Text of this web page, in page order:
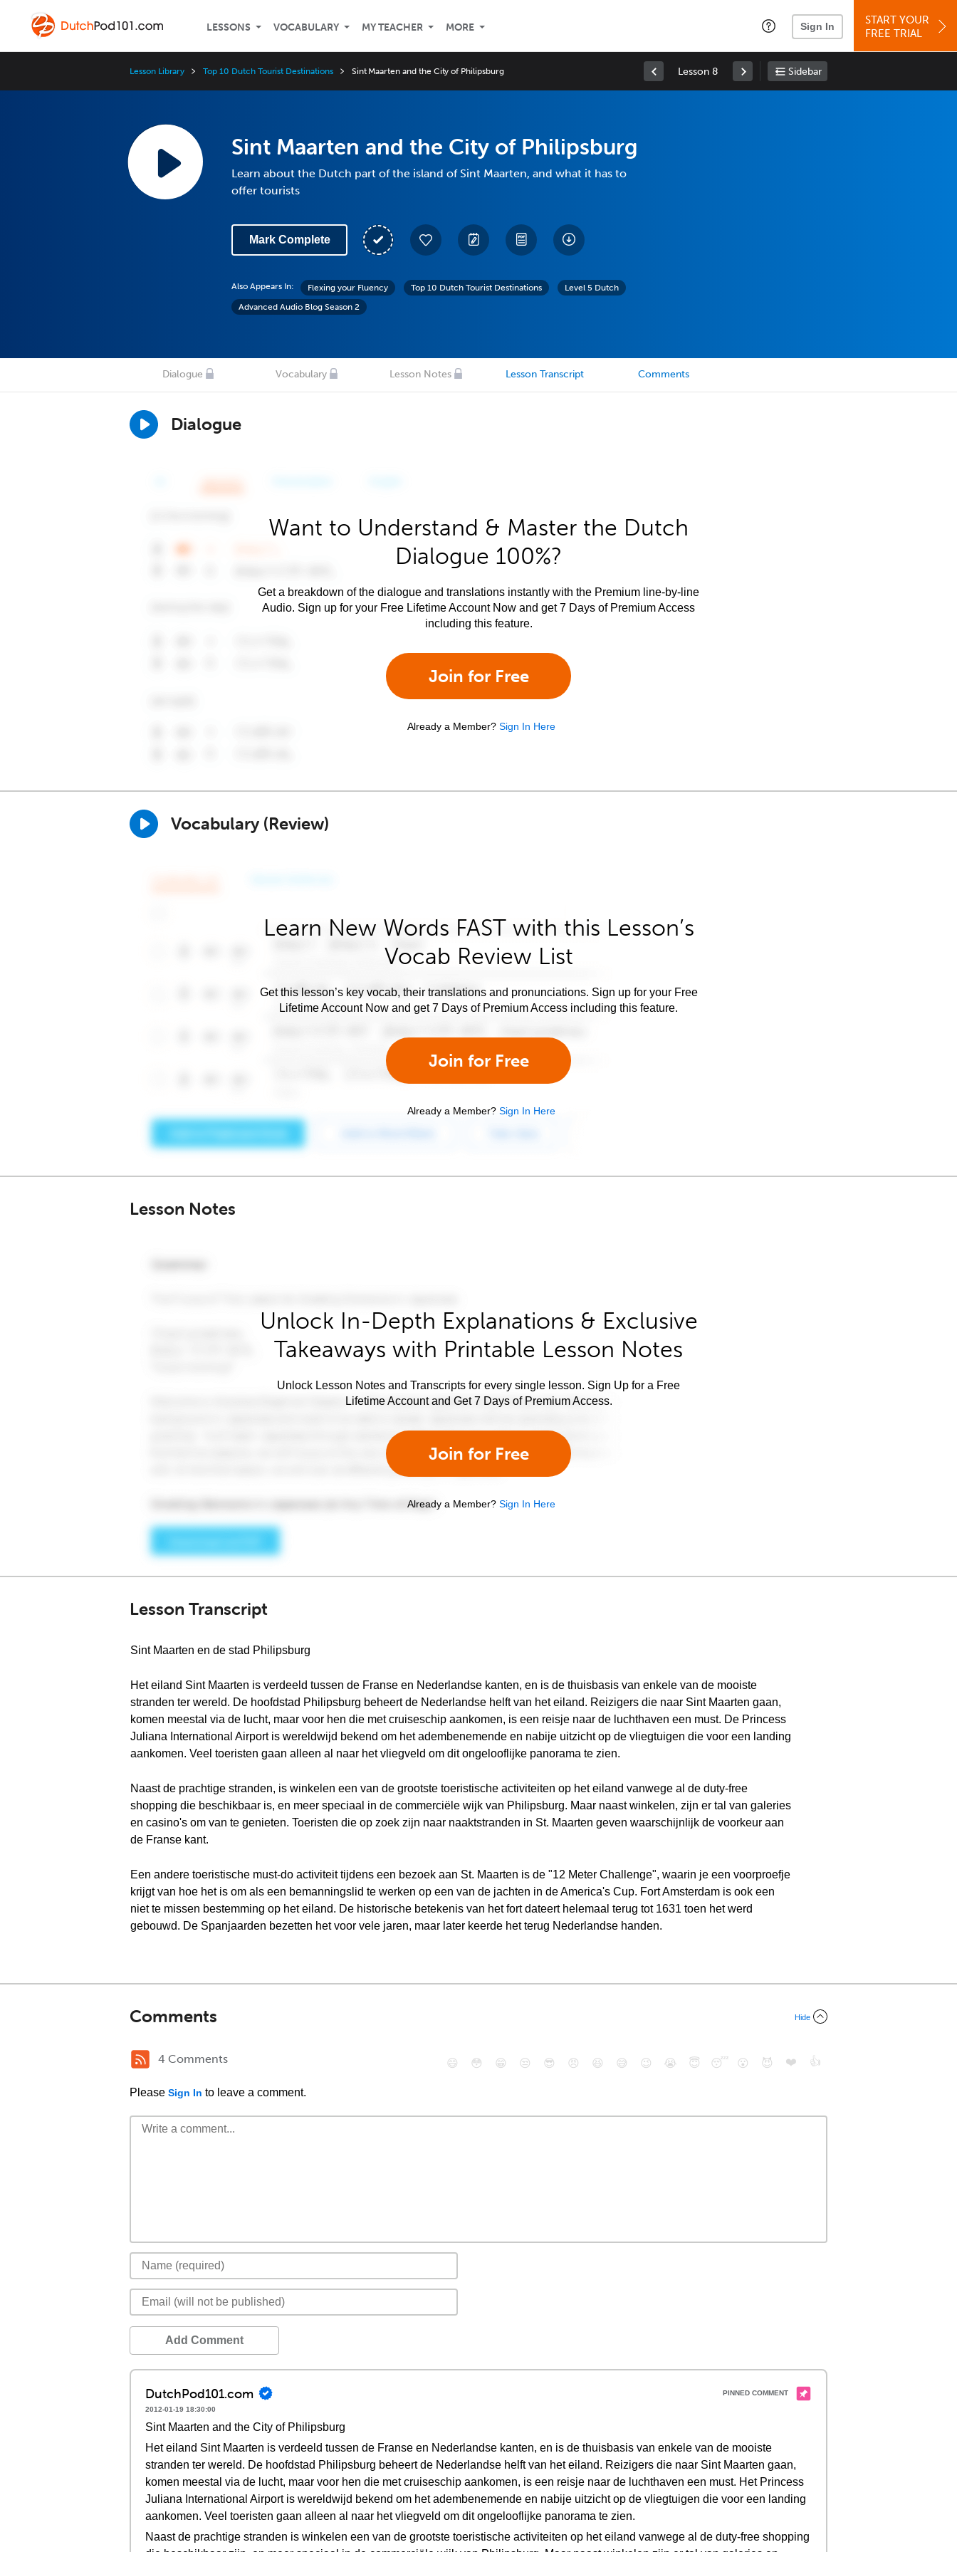
LESSONS VOCABULARY MY TEACHER MORE Sign In
START YOUR
FREE TRIAL
Lesson Library Top 10 Dutch Tourist Destinations Sint Maarten and the City of Philipsburg Lesson 8 Sidebar
Sint Maarten and the City of Philipsburg
Learn about the Dutch part of the island of Sint Maarten, and what it has to
offer tourists
Mark Complete
Also Appears In: Flexing your Fluency Top 10 Dutch Tourist Destinations
Level 5 Dutch
Advanced Audio Blog Season 2
Dialogue Vocabulary Lesson Notes Lesson Transcript Comments
Dialogue
Want to Understand & Master the Dutch
Dialogue 100%?
Get a breakdown of the dialogue and translations instantly with the Premium line-by-line
Audio. Sign up for your Free Lifetime Account Now and get 7 Days of Premium Access
including this feature.
Join for Free
Already a Member? Sign In Here
Vocabulary (Review)
Learn New Words FAST with this Lesson’s
Vocab Review List
Get this lesson’s key vocab, their translations and pronunciations. Sign up for your Free
Lifetime Account Now and get 7 Days of Premium Access including this feature.
Join for Free
Already a Member? Sign In Here
Lesson Notes
Unlock In-Depth Explanations & Exclusive
Takeaways with Printable Lesson Notes
Unlock Lesson Notes and Transcripts for every single lesson. Sign Up for a Free
Lifetime Account and Get 7 Days of Premium Access.
Join for Free
Already a Member? Sign In Here
Lesson Transcript
Sint Maarten en de stad Philipsburg
Het eiland Sint Maarten is verdeeld tussen de Franse en Nederlandse kanten, en is de thuisbasis van enkele van de mooiste
stranden ter wereld. De hoofdstad Philipsburg beheert de Nederlandse helft van het eiland. Reizigers die naar Sint Maarten gaan,
komen meestal via de lucht, maar voor hen die met cruiseschip aankomen, is een reisje naar de luchthaven een must. De Princess
Juliana International Airport is wereldwijd bekend om het adembenemende en nabije uitzicht op de vliegtuigen die voor een landing
aankomen. Veel toeristen gaan alleen al naar het vliegveld om dit ongelooflijke panorama te zien.
Naast de prachtige stranden, is winkelen een van de grootste toeristische activiteiten op het eiland vanwege al de duty-free
shopping die beschikbaar is, en meer speciaal in de commerciële wijk van Philipsburg. Maar naast winkelen, zijn er tal van galeries
en casino's om van te genieten. Toeristen die op zoek zijn naar naaktstranden in St. Maarten geven waarschijnlijk de voorkeur aan
de Franse kant.
Een andere toeristische must-do activiteit tijdens een bezoek aan St. Maarten is de "12 Meter Challenge", waarin je een voorproefje
krijgt van hoe het is om als een bemanningslid te werken op een van de jachten in de America's Cup. Fort Amsterdam is ook een
niet te missen bestemming op het eiland. De historische betekenis van het fort dateert helemaal terug tot 1631 toen het werd
gebouwd. De Spanjaarden bezetten het voor vele jaren, maar later keerde het terug Nederlandse handen.
Comments Hide
4 Comments
Please Sign In to leave a comment.
😄 😳 😁 😒 😎 😠 😆 😅 😉 😭 😇 😴 😮 😈 ❤️ 👍
Add Comment
DutchPod101.com
2012-01-19 18:30:00
Sint Maarten and the City of Philipsburg
Het eiland Sint Maarten is verdeeld tussen de Franse en Nederlandse kanten, en is de thuisbasis van enkele van de mooiste
stranden ter wereld. De hoofdstad Philipsburg beheert de Nederlandse helft van het eiland. Reizigers die naar Sint Maarten gaan,
komen meestal via de lucht, maar voor hen die met cruiseschip aankomen, is een reisje naar de luchthaven een must. Het Princess
Juliana International Airport is wereldwijd bekend om het adembenemende en nabije uitzicht op de vliegtuigen die voor een landing
aankomen. Veel toeristen gaan alleen al naar het vliegveld om dit ongelooflijke panorama te zien.
Naast de prachtige stranden is winkelen een van de grootste toeristische activiteiten op het eiland vanwege al de duty-free shopping